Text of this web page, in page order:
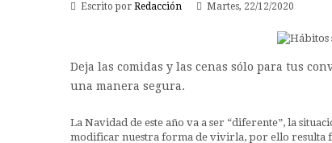
Escrito por Redacción Martes, 22/12/2020
Deja las comidas y las cenas sólo para tus
una manera segura.
La Navidad de este año va a ser “diferente”, la
modificar nuestra forma de vivirla, por ello resulta